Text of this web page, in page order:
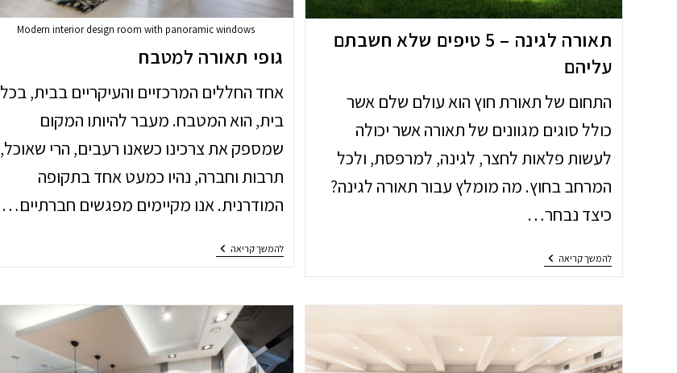
תאורה לגינה – 5 טיפים שלא חשבתם
עליהם
התחום של תאורת חוץ הוא עולם שלם אשר
כולל סוגים מגוונים של תאורה אשר יכולה
לעשות פלאות לחצר, לגינה, למרפסת, ולכל
המרחב בחוץ. מה מומלץ עבור תאורה לגינה?
כיצד נבחר…
להמשך קריאהתאורה
לגינה
טיפים
חשבתם
עליהם
Modern interior design room with panoramic windows
גופי תאורה למטבח
אחד החללים המרכזיים והעיקריים בבית, בכל
בית, הוא המטבח. מעבר להיותו המקום
שמספק את צרכינו כשאנו רעבים, הרי שאוכל,
תרבות וחברה, נהיו כמעט אחד בתקופה
המודרנית. אנו מקיימים מפגשים חברתיים…
להמשך קריאה גופי
תאורה